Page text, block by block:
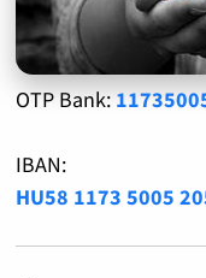
OTP Bank:
IBAN:
HU58 1173 5005